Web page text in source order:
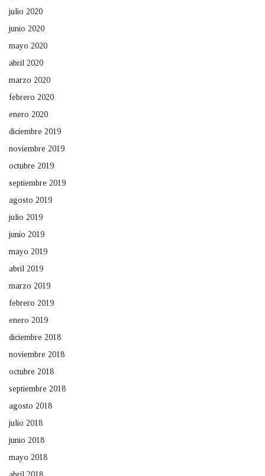
julio 2020
junio 2020
mayo 2020
abril 2020
marzo 2020
febrero 2020
enero 2020
diciembre 2019
noviembre 2019
octubre 2019
septiembre 2019
agosto 2019
julio 2019
junio 2019
mayo 2019
abril 2019
marzo 2019
febrero 2019
enero 2019
diciembre 2018
noviembre 2018
octubre 2018
septiembre 2018
agosto 2018
julio 2018
junio 2018
mayo 2018